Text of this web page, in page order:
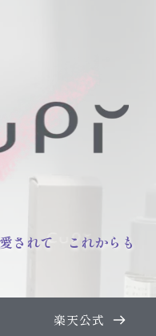
されて　これからも
楽天公式